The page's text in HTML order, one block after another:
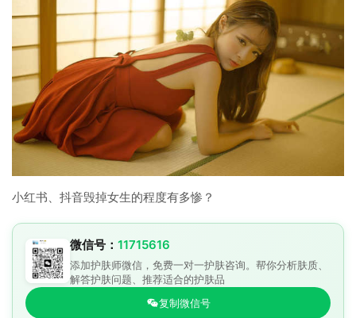
小红书、抖音毁掉女生的程度有多惨？
微信号： 11715616
添加护肤师微信，免费一对一护肤咨询。帮你分析肤质、
解答护肤问题、推荐适合的护肤品
复制微信号